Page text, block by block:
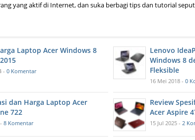
yang aktif di Internet, dan suka berbagi tips dan tutorial
Laptop Acer Windows 8
- 0 Komentar
Lenovo
Windows 8
Fleksible
16 Mei 2018 -0
dan Harga Laptop Acer
722
8 Komentar
Review
Acer Aspire
15 Jul 2025 -2